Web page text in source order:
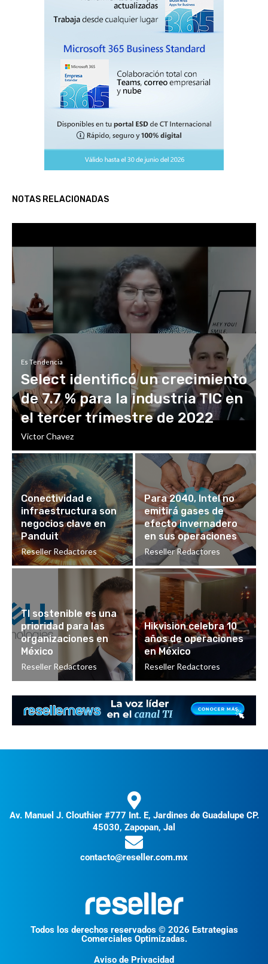
NOTAS RELACIONADAS
Es Tendencia
Select identificó un crecimiento
de 7.7 % para la industria TIC en
el tercer trimestre de 2022
Victor Chavez
Conectividad e
infraestructura son
negocios clave en
Panduit
Reseller Redactores
Para 2040, Intel no
emitirá gases de
efecto invernadero
en sus operaciones
Reseller Redactores
TI sostenible es una
prioridad para las
organizaciones en
México
Reseller Redactores
Hikvision celebra 10
años de operaciones
en México
Reseller Redactores
Av. Manuel J. Clouthier #777 Int. E, Jardines de Guadalupe CP.
45030, Zapopan, Jal
contacto@reseller.com.mx
Todos los derechos reservados © 2026 Estrategias
Comerciales Optimizadas.
Aviso de Privacidad